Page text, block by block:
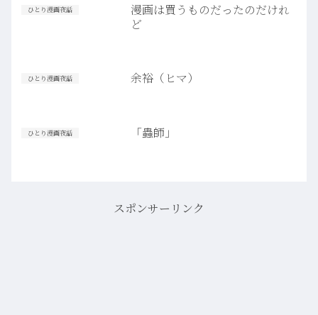
ひとり漫画夜話
漫画は買うものだったのだけれ
ど
ひとり漫画夜話 余裕（ヒマ）
ひとり漫画夜話 「蟲師」
スポンサーリンク